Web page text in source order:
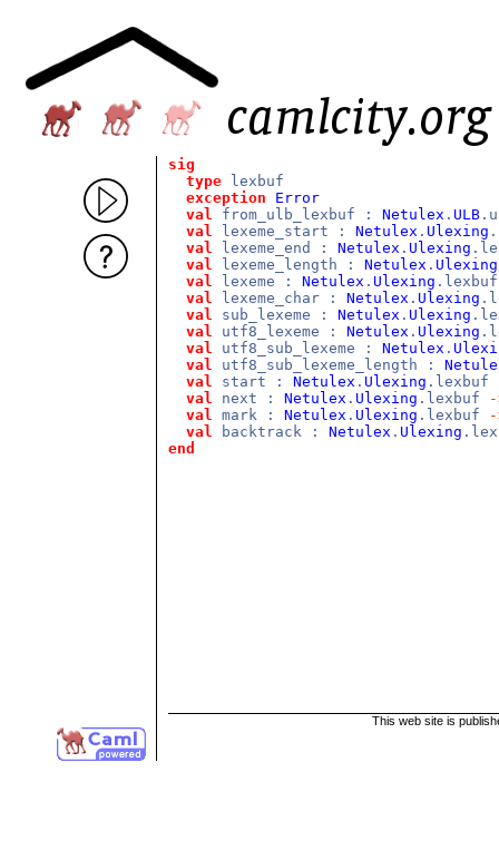
sig
type lexbuf
exception
Error
val from_ulb_lexbuf : Netulex . ULB
val lexeme_start : Netulex . Ulexing
val lexeme_end : Netulex . Ulexing
val lexeme_length : Netulex . Ulexing
val lexeme : Netulex . Ulexing
val lexeme_char : Netulex . Ulexing
val sub_lexeme : Netulex . Ulexing
val utf8_lexeme : Netulex . Ulexing
val utf8_sub_lexeme : Netulex .
val utf8_sub_lexeme_length :
val start : Netulex . Ulexing .lexbuf
val next : Netulex . Ulexing .lexbuf
val mark : Netulex . Ulexing .lexbuf
val backtrack : Netulex . Ulexing
end
This web site is